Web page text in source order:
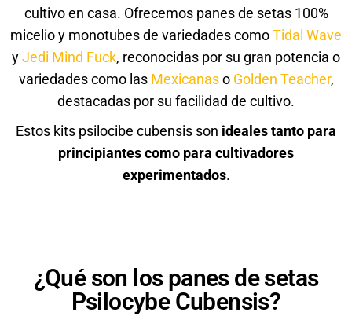
cultivo en casa. Ofrecemos panes de setas 100%
micelio y monotubes de variedades comoTidal Wave
yJedi Mind Fuck, reconocidas por su gran potencia o
variedades como las Mexicanaso Golden Teacher,
destacadas por su facilidad de cultivo.
Estos kits psilocibe cubensis son ideales tanto para
principiantes como para cultivadores
experimentados.
¿Qué son los panes de setas
Psilocybe Cubensis?